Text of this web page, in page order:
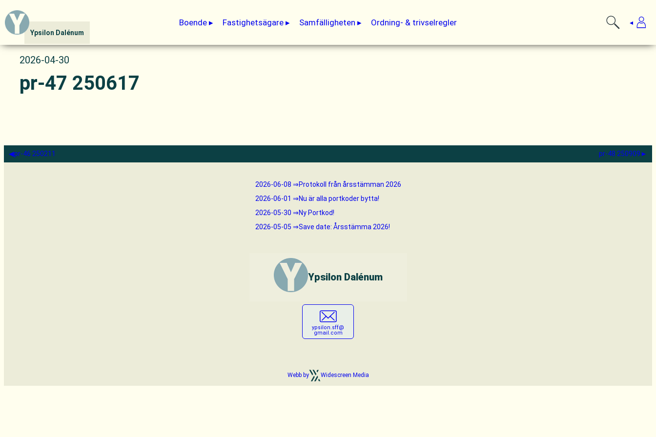
Hoppa
till
innehåll
Boende Fastighetsägare Samfälligheten Ordning- & trivselregler
Ypsilon Dalénum
2026-04-30
pr-47 250617
◀︎pr-46 250211 pr-48 250909►︎
2026-06-08
Protokoll från årsstämman 2026
2026-06-01
Nu är alla portkoder bytta!
2026-05-30
Ny Portkod!
2026-05-05
Save date: Årsstämma 2026!
Ypsilon Dalénum
ypsilon.sff@
gmail.com
Webb by Widescreen Media